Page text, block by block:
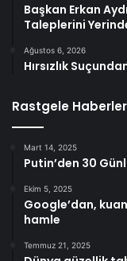
Başkan Erkan
Taleplerini
Ağustos 6, 2026
Hırsızlık
Rastgele Haberler
Mart 14, 2025
Putin’den 30
Ekim 5, 2025
Google’dan,
hamle
Temmuz 21, 2025